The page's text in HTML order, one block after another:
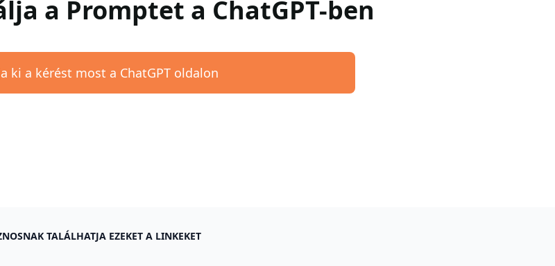
a Promptet a ChatGPT-ben
ki a kérést most a ChatGPT oldalon
TALÁLHATJA EZEKET A LINKEKET